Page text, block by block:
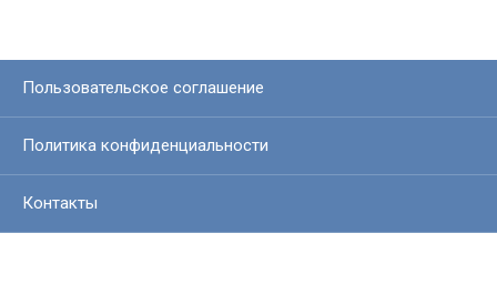
Пользовательское соглашение
Политика конфиденциальности
Контакты